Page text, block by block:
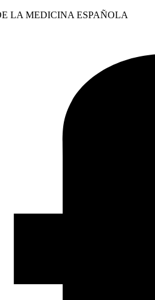
LA MEDICINA ESPAÑOLA